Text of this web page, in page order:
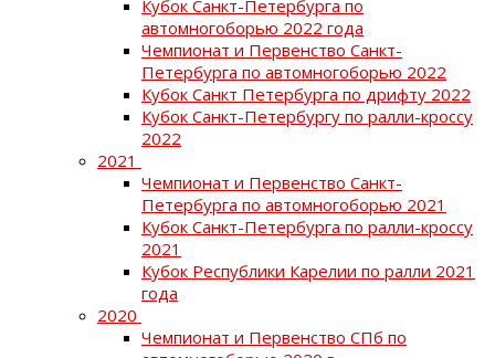
Кубок Санкт-Петербурга по
автомногоборью 2022 года
Чемпионат и Первенство Санкт-
Петербурга по автомногоборью 2022
Кубок Санкт Петербурга по дрифту 2022
Кубок Санкт-Петербургу по ралли-кроссу
2022
2021
Чемпионат и Первенство Санкт-
Петербурга по автомногоборью 2021
Кубок Санкт-Петербурга по ралли-кроссу
2021
Кубок Республики Карелии по ралли 2021
года
2020
Чемпионат и Первенство СПб по